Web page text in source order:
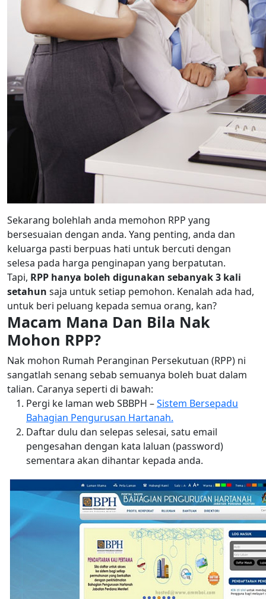
Sekarang bolehlah anda memohon RPP yang
bersesuaian dengan anda. Yang penting, anda dan
keluarga pasti berpuas hati untuk bercuti dengan
selesa pada harga penginapan yang berpatutan.
Tapi, RPP hanya boleh digunakan sebanyak 3 kali
setahun saja untuk setiap pemohon. Kenalah ada had,
untuk beri peluang kepada semua orang, kan?
Macam Mana Dan Bila Nak
Mohon RPP?
Nak mohon Rumah Peranginan Persekutuan (RPP) ni
sangatlah senang sebab semuanya boleh buat dalam
talian. Caranya seperti di bawah:
Pergi ke laman web SBBPH –Sistem Bersepadu
Bahagian Pengurusan Hartanah.
Daftar dulu dan selepas selesai, satu email
pengesahan dengan kata laluan (password)
sementara akan dihantar kepada anda.